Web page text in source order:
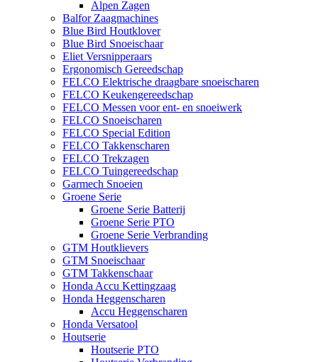
Alpen Zagen
Balfor Zaagmachines
Blue Bird Houtklover
Blue Bird Snoeischaar
Eliet Versnipperaars
Ergonomisch Gereedschap
FELCO Elektrische draagbare snoeischaren
FELCO Keukengereedschap
FELCO Messen voor ent- en snoeiwerk
FELCO Snoeischaren
FELCO Special Edition
FELCO Takkenscharen
FELCO Trekzagen
FELCO Tuingereedschap
Garmech Snoeien
Groene Serie
Groene Serie Batterij
Groene Serie PTO
Groene Serie Verbranding
GTM Houtklievers
GTM Snoeischaar
GTM Takkenschaar
Honda Accu Kettingzaag
Honda Heggenscharen
Accu Heggenscharen
Honda Versatool
Houtserie
Houtserie PTO